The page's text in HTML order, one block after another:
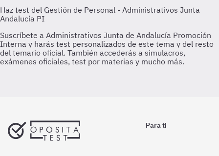
Para ti